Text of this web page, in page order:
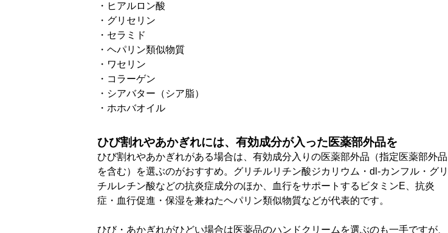
・ヒアルロン酸
・グリセリン
・セラミド
・ヘパリン類似物質
・ワセリン
・コラーゲン
・シアバター（シア脂）
・ホホバオイル
ひび割れやあかぎれには、有効成分が入った医薬部外品を
ひび割れやあかぎれがある場合は、有効成分入りの医薬部外品（指定医薬部外品
を含む）を選ぶのがおすすめ。グリチルリチン酸ジカリウム・dl-カンフル・グリ
チルレチン酸などの抗炎症成分のほか、血行をサポートするビタミンE、抗炎
症・血行促進・保湿を兼ねたヘパリン類似物質などが代表的です。
ひび・あかぎれがひどい場合は医薬品のハンドクリームを選ぶのも一手ですが、